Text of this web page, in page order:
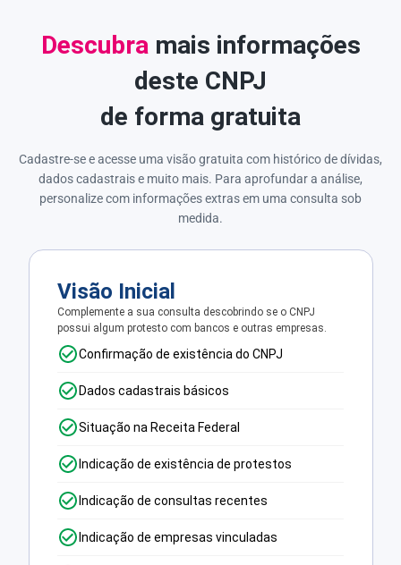
Descubramais informações
deste CNPJ
de forma gratuita
Cadastre-se e acesse uma visão gratuita com histórico de dívidas,
dados cadastrais e muito mais. Para aprofundar a análise,
personalize com informações extras em uma consulta sob
medida.
Visão Inicial
Complemente a sua consulta descobrindo se o CNPJ
possui algum protesto com bancos e outras empresas.
Confirmação de existência do CNPJ
Dados cadastrais básicos
Situação na Receita Federal
Indicação de existência de protestos
Indicação de consultas recentes
Indicação de empresas vinculadas